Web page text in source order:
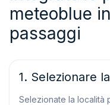
meteoblue
passaggi
1. Selezionare
Selezionate la località